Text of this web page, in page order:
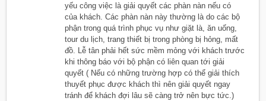
yếu công việc là giải quyết các phàn nàn nếu có
của khách. Các phàn nàn này thường là do các bộ
phận trong quá trình phục vụ như giặt là, ăn uống,
tour du lịch, trang thiết bị trong phòng bị hỏng, mất
đồ. Lễ tân phải hết sức mềm mỏng với khách trước
khi thông báo với bộ phận có liên quan tới giải
quyết ( Nếu có những trường hợp có thể giải thích
thuyết phục được khách thì nên giải quyết ngay
tránh để khách đợi lâu sẽ càng trở nên bực tức.)